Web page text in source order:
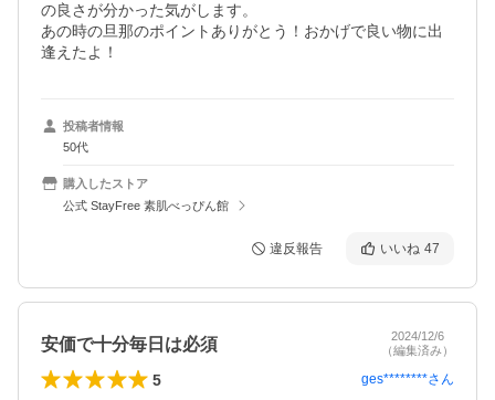
の良さが分かった気がします。
あの時の旦那のポイントありがとう！おかげで良い物に出
逢えたよ！
投稿者情報
50代
購入したストア
公式 StayFree 素肌べっぴん館
違反報告 いいね 47
安価で十分毎日は必須
2024/12/6
（編集済み）
5 ges********さん